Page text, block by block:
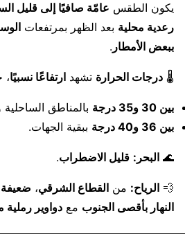
يكون الطقس عامّة صافيًا إلى قليل
رعدية محلية بعد الظهر بمرتفعات
ببعض الأمطار .
🌡️ درجات الحرارة تشهد ارتفاعًا نسبيًا،
بين 30 و35 درجة
بالمناطق الساحلية
بين 36 و40 درجة
ببقية الجهات.
🌊 البحر: قليل الاضطراب.
💨 الرياح: من القطاع الشرقي، ضعيفة
النهار بأقصى الجنوب مع دواوير رملية